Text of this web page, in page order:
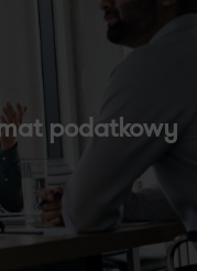
podatkowy